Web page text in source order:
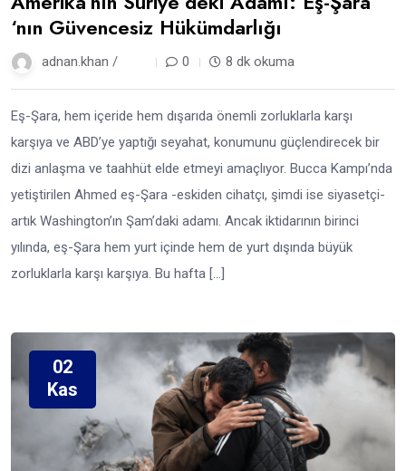
‘nın Güvencesiz Hükümdarlığı
adnan.khan / 0 8 dk okuma
Eş-Şara, hem içeride hem dışarıda önemli zorluklarla karşı
karşıya ve ABD’ye yaptığı seyahat, konumunu güçlendirecek bir
dizi anlaşma ve taahhüt elde etmeyi amaçlıyor. Bucca Kampı’nda
yetiştirilen Ahmed eş-Şara -eskiden cihatçı, şimdi ise siyasetçi-
artık Washington’ın Şam’daki adamı. Ancak iktidarının birinci
yılında, eş-Şara hem yurt içinde hem de yurt dışında büyük
zorluklarla karşı karşıya. Bu hafta […]
02
Kas